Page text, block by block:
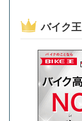
バイク王